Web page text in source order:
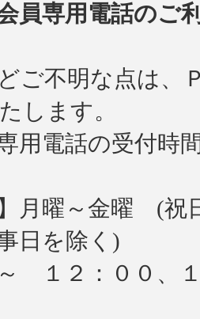
員専用電話のご
ご不明な点は、
します。
用電話の受付時
】月曜～金曜 (祝
日を除く)
１２：００、